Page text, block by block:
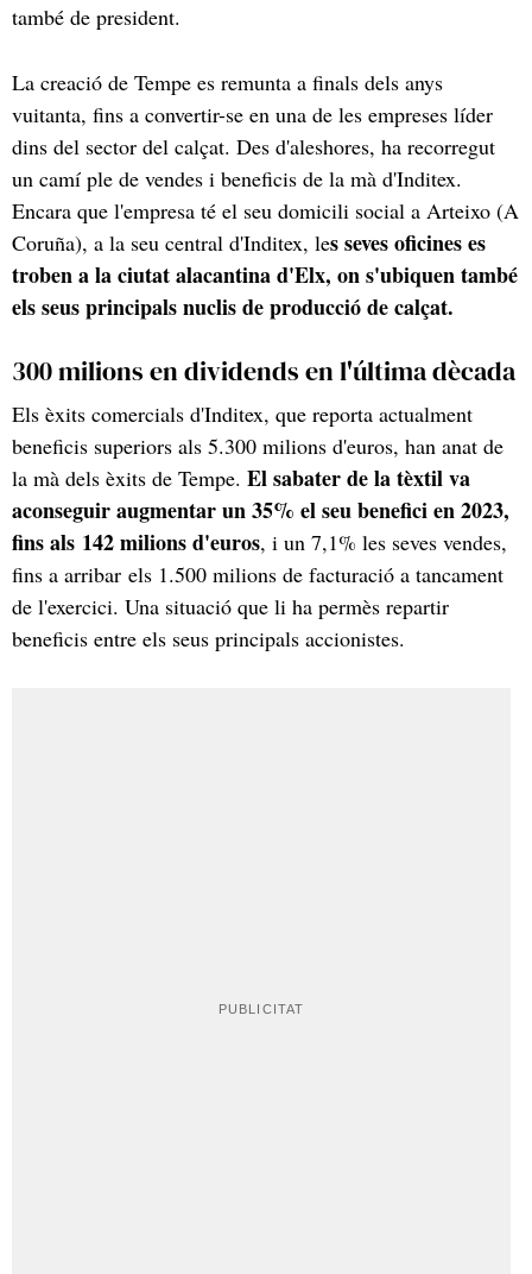
també de president.
La creació de Tempe es remunta a finals dels anys
vuitanta, fins a convertir-se en una de les empreses líder
dins del sector del calçat. Des d'aleshores, ha recorregut
un camí ple de vendes i beneficis de la mà d'Inditex.
Encara que l'empresa té el seu domicili social a Arteixo (A
Coruña), a la seu central d'Inditex, les seves oficines es
troben a la ciutat alacantina d'Elx, on s'ubiquen també
els seus principals nuclis de producció de calçat.
300 milions en dividends en l'última dècada
Els èxits comercials d'Inditex, que reporta actualment
beneficis superiors als 5.300 milions d'euros, han anat de
la mà dels èxits de Tempe. El sabater de la tèxtil va
aconseguir augmentar un 35% el seu benefici en 2023,
fins als 142 milions d'euros, i un 7,1% les seves vendes,
fins a arribar els 1.500 milions de facturació a tancament
de l'exercici. Una situació que li ha permès repartir
beneficis entre els seus principals accionistes.